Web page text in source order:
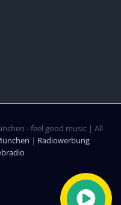
- feel good music | All
| Radiowerbung